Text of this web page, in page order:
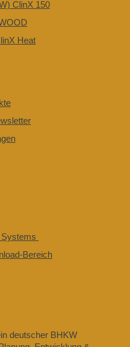
ClinX 150
Heat
Bereich
deutscher BHKW